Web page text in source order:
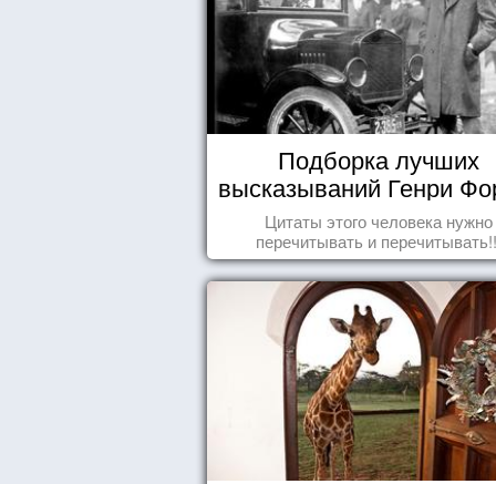
Подборка лучших
высказываний Генри
Цитаты этого человека нужно
перечитывать и